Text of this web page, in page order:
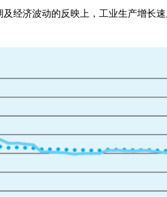
及经济波动的反映上，工业生产增长